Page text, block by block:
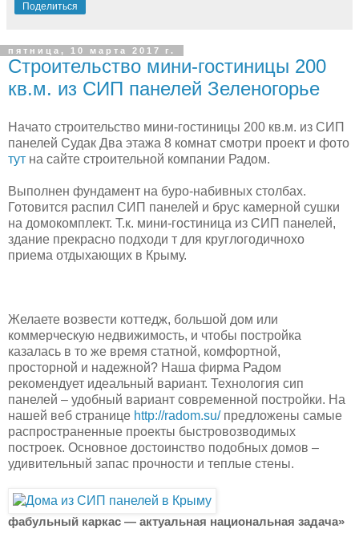
Поделиться
пятница, 10 марта 2017 г.
Строительство мини-гостиницы 200
кв.м. из СИП панелей Зеленогорье
Начато строительство мини-гостиницы 200 кв.м. из СИП
панелей Судак Два этажа 8 комнат смотри проект и фото
тут на сайте строительной компании Радом.
Выполнен фундамент на буро-набивных столбах.
Готовится распил СИП панелей и брус камерной сушки
на домокомплект. Т.к. мини-гостиница из СИП панелей,
здание прекрасно подходи т для круглогодичнохо
приема отдыхающих в Крыму.
Желаете возвести коттедж, большой дом или
коммерческую недвижимость, и чтобы постройка
казалась в то же время статной, комфортной,
просторной и надежной? Наша фирма Радом
рекомендует идеальный вариант. Технология сип
панелей – удобный вариант современной постройки. На
нашей веб странице http://radom.su/предложены самые
распространенные проекты быстровозводимых
построек. Основное достоинство подобных домов –
удивительный запас прочности и теплые стены.
фабульный каркас — актуальная национальная задача»